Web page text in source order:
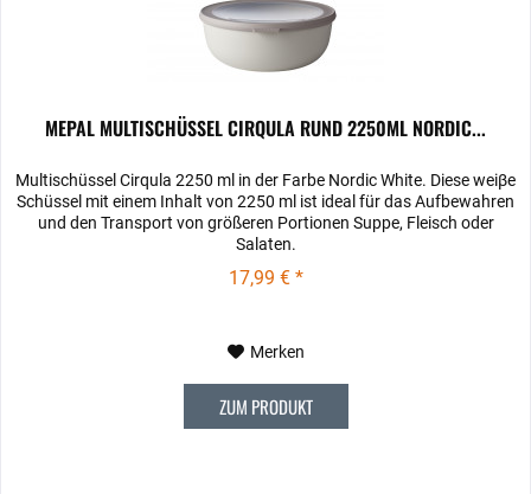
MEPAL MULTISCHÜSSEL CIRQULA RUND 2250ML NORDIC...
Multischüssel Cirqula 2250 ml in der Farbe Nordic White. Diese weiβe
Schüssel mit einem Inhalt von 2250 ml ist ideal für das Aufbewahren
und den Transport von größeren Portionen Suppe, Fleisch oder
Salaten.
17,99 € *
Merken
ZUM PRODUKT